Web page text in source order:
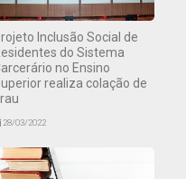
Inclusão Social de
do Sistema
no Ensino
realiza colação de
28/03/2022